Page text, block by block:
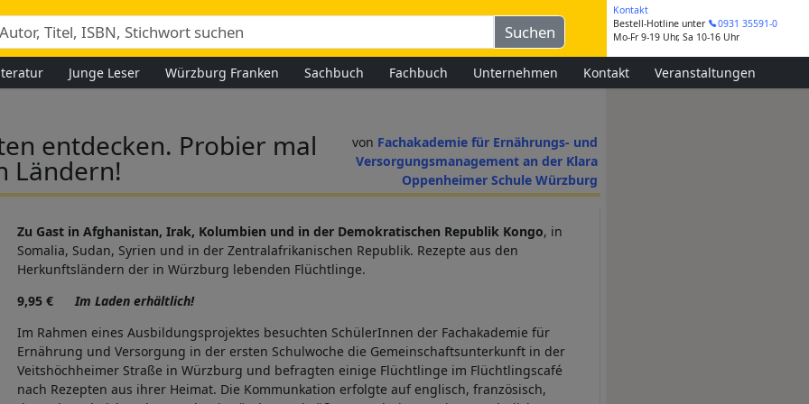
Kontakt
Bestell-Hotline unter
0931 35591-0
Mo-Fr 9-19 Uhr, Sa 10-16 Uhr
Junge Leser Würzburg Franken Sachbuch Fachbuch Unternehmen Kontakt Veranstaltungen
Fachakademie für Ernährungs- und
Versorgungsmanagement an der Klara
Oppenheimer Schule Würzburg
entdecken. Probier mal
Ländern!
Zu Gast in Afghanistan, Irak, Kolumbien und in der Demokratischen Republik Kongo, in
Somalia, Sudan, Syrien und in der Zentralafrikanischen Republik. Rezepte aus den
Herkunftsländern der in Würzburg lebenden Flüchtlinge.
9,95 €Im Laden erhältlich!
Im Rahmen eines Ausbildungsprojektes besuchten SchülerInnen der Fachakademie für
Ernährung und Versorgung in der ersten Schulwoche die Gemeinschaftsunterkunft in der
Veitshöchheimer Straße in Würzburg und befragten einige Flüchtlinge im Flüchtlingscafé
nach Rezepten aus ihrer Heimat. Die Kommunkation erfolgte auf englisch, französisch,